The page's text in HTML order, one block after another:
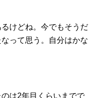
けどね。今でもそうだ
って思う。自分はかな
は2年目くらいまでで